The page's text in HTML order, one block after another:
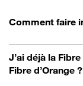
Comment faire
J’ai déjà la
Fibre d’Orange ?